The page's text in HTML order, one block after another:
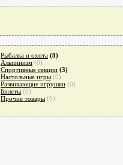
Рыбалка и охота (8)
Альпинизм (0)
Спортивные секции (3)
Настольные игры (0)
Развивающие игрушки (0)
Билеты (0)
Прочие товары (0)